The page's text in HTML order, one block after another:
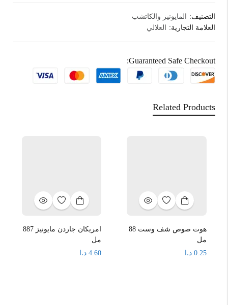
التصنيف:
المايونيز والكاتشب
العلامة التجارية:
العلالي
Guaranteed Safe Checkout:
Related Products
هوت صوص شف وست 88
مل
0.25 د.ا
امريكان جاردن مايونيز 887
مل
4.60 د.ا